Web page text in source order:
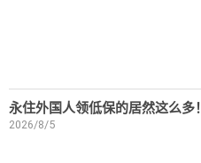
永住外国人领低保的居然这么多！
2026/8/5